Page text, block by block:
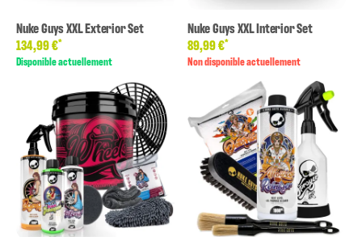
Nuke Guys XXL Exterior Set
134,99 €*
Disponible actuellement
Nuke Guys XXL Interior Set
89,99 €*
Non disponible actuellement